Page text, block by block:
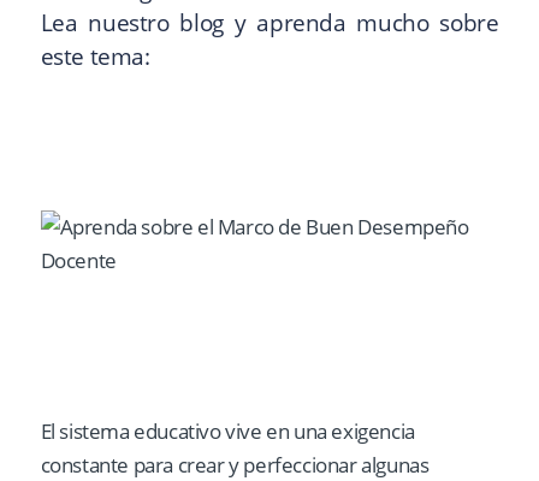
Lea nuestro blog y aprenda mucho sobre
este tema:
El sistema educativo vive en una exigencia
constante para crear y perfeccionar algunas